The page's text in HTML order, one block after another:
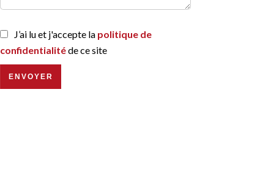
J’ai lu et j'accepte la politique de
confidentialitéde ce site
ENVOYER